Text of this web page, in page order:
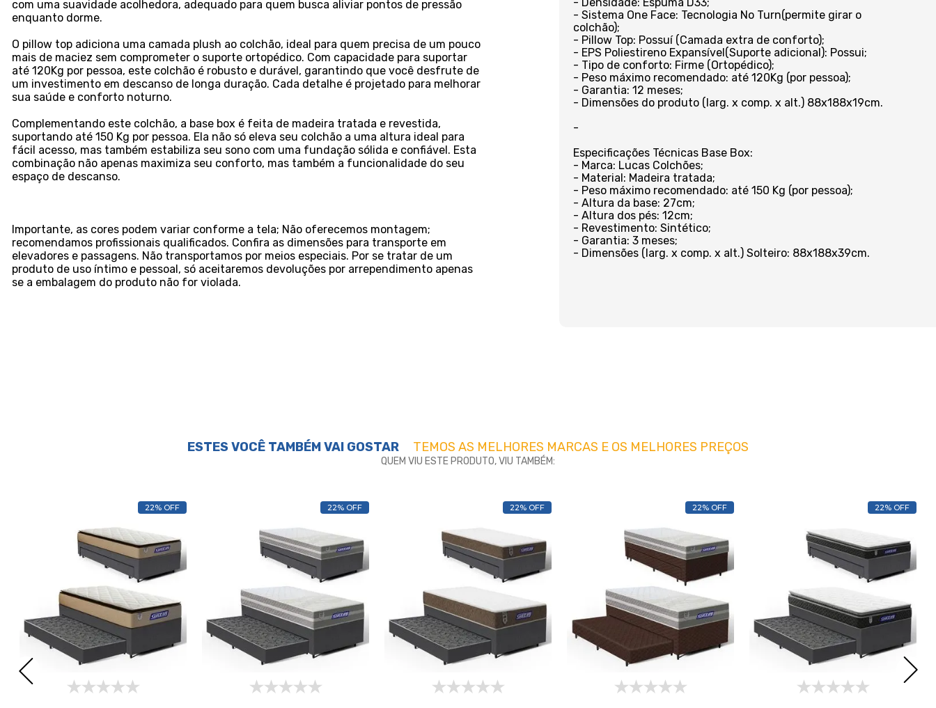
com uma suavidade acolhedora, adequado para quem busca aliviar pontos de pressão
enquanto dorme.
O pillow top adiciona uma camada plush ao colchão, ideal para quem precisa de um pouco
mais de maciez sem comprometer o suporte ortopédico. Com capacidade para suportar
até 120Kg por pessoa, este colchão é robusto e durável, garantindo que você desfrute de
um investimento em descanso de longa duração. Cada detalhe é projetado para melhorar
sua saúde e conforto noturno.
Complementando este colchão, a base box é feita de madeira tratada e revestida,
suportando até 150 Kg por pessoa. Ela não só eleva seu colchão a uma altura ideal para
fácil acesso, mas também estabiliza seu sono com uma fundação sólida e confiável. Esta
combinação não apenas maximiza seu conforto, mas também a funcionalidade do seu
espaço de descanso.
Importante, as cores podem variar conforme a tela; Não oferecemos montagem;
recomendamos profissionais qualificados. Confira as dimensões para transporte em
elevadores e passagens. Não transportamos por meios especiais. Por se tratar de um
produto de uso íntimo e pessoal, só aceitaremos devoluções por arrependimento apenas
se a embalagem do produto não for violada.
- Sistema One Face: Tecnologia No Turn(permite girar o
colchão);
- Pillow Top: Possuí (Camada extra de conforto);
- EPS Poliestireno Expansível(Suporte adicional): Possui;
- Tipo de conforto: Firme (Ortopédico);
- Peso máximo recomendado: até 120Kg (por pessoa);
- Garantia: 12 meses;
- Dimensões do produto (larg. x comp. x alt.) 88x188x19cm.
-
Especificações Técnicas Base Box:
- Marca: Lucas Colchões;
- Material: Madeira tratada;
- Peso máximo recomendado: até 150 Kg (por pessoa);
- Altura da base: 27cm;
- Altura dos pés: 12cm;
- Revestimento: Sintético;
- Garantia: 3 meses;
- Dimensões (larg. x comp. x alt.) Solteiro: 88x188x39cm.
ESTES VOCÊ TAMBÉM VAI GOSTAR TEMOS AS MELHORES MARCAS E OS MELHORES PREÇOS
QUEM VIU ESTE PRODUTO, VIU TAMBÉM:
22% OFF 22% OFF 22% OFF 22% OFF 22% OFF